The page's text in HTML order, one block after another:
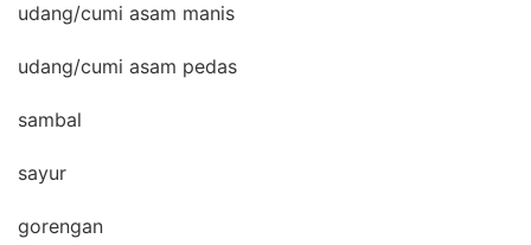
udang/cumi asam manis
udang/cumi asam pedas
sambal
sayur
gorengan